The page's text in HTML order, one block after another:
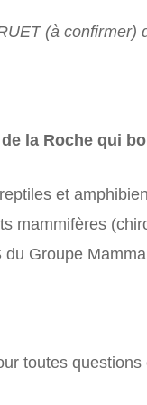
(à confirmer)
la Roche qui
et
mammifères
Groupe
toutes questions